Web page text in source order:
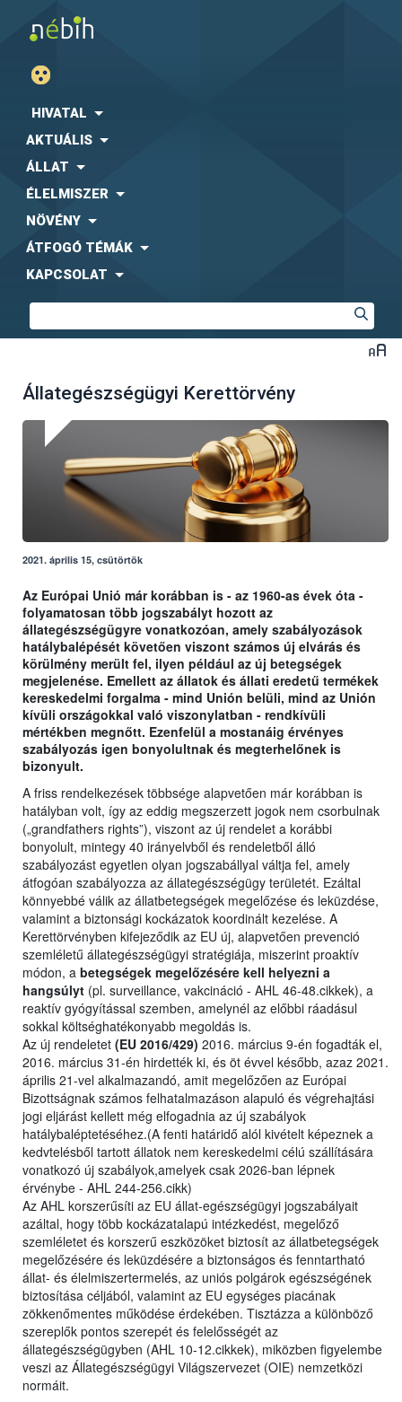
HIVATAL
AKTUÁLIS
ÁLLAT
ÉLELMISZER
NÖVÉNY
ÁTFOGÓ TÉMÁK
KAPCSOLAT
Állategészségügyi Kerettörvény
2021. április 15, csütörtök
Az Európai Unió már korábban is - az 1960-as évek óta -
folyamatosan több jogszabályt hozott az
állategészségügyre vonatkozóan, amely szabályozások
hatálybalépését követően viszont számos új elvárás és
körülmény merült fel, ilyen például az új betegségek
megjelenése. Emellett az állatok és állati eredetű termékek
kereskedelmi forgalma - mind Unión belüli, mind az Unión
kívüli országokkal való viszonylatban - rendkívüli
mértékben megnőtt. Ezenfelül a mostanáig érvényes
szabályozás igen bonyolultnak és megterhelőnek is
bizonyult.
A friss rendelkezések többsége alapvetően már korábban is
hatályban volt, így az eddig megszerzett jogok nem csorbulnak
(„grandfathers rights”), viszont az új rendelet a korábbi
bonyolult, mintegy 40 irányelvből és rendeletből álló
szabályozást egyetlen olyan jogszabállyal váltja fel, amely
átfogóan szabályozza az állategészségügy területét. Ezáltal
könnyebbé válik az állatbetegségek megelőzése és leküzdése,
valamint a biztonsági kockázatok koordinált kezelése. A
Kerettörvényben kifejeződik az EU új, alapvetően prevenció
szemléletű állategészségügyi stratégiája, miszerint proaktív
módon, a betegségek megelőzésére kell helyezni a
hangsúlyt (pl. surveillance, vakcináció - AHL 46-48.cikkek), a
reaktív gyógyítással szemben, amelynél az előbbi ráadásul
sokkal költséghatékonyabb megoldás is.
Az új rendeletet (EU 2016/429) 2016. március 9-én fogadták el,
2016. március 31-én hirdették ki, és öt évvel később, azaz 2021.
április 21-vel alkalmazandó, amit megelőzően az Európai
Bizottságnak számos felhatalmazáson alapuló és végrehajtási
jogi eljárást kellett még elfogadnia az új szabályok
hatálybaléptetéséhez.(A fenti határidő alól kivételt képeznek a
kedvtelésből tartott állatok nem kereskedelmi célú szállítására
vonatkozó új szabályok,amelyek csak 2026-ban lépnek
érvénybe - AHL 244-256.cikk)
Az AHL korszerűsíti az EU állat-egészségügyi jogszabályait
azáltal, hogy több kockázatalapú intézkedést, megelőző
szemléletet és korszerű eszközöket biztosít az állatbetegségek
megelőzésére és leküzdésére a biztonságos és fenntartható
állat- és élelmiszertermelés, az uniós polgárok egészségének
biztosítása céljából, valamint az EU egységes piacának
zökkenőmentes működése érdekében. Tisztázza a különböző
szereplők pontos szerepét és felelősségét az
állategészségügyben (AHL 10-12.cikkek), miközben figyelembe
veszi az Állategészségügyi Világszervezet (OIE) nemzetközi
normáit.